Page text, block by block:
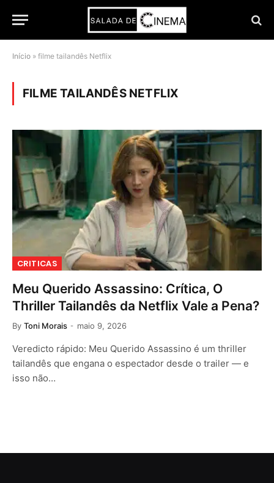
Início » filme tailandês Netflix
FILME TAILANDÊS NETFLIX
CRITICAS
Meu Querido Assassino: Crítica, O
Thriller Tailandês da Netflix Vale a Pena?
By Toni Morais maio 9, 2026
Veredicto rápido: Meu Querido Assassino é um thriller
tailandês que engana o espectador desde o trailer — e
isso não…